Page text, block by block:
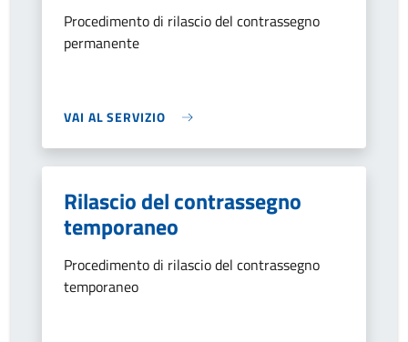
Procedimento di rilascio del contrassegno
permanente
VAI AL SERVIZIO
Rilascio del contrassegno
temporaneo
Procedimento di rilascio del contrassegno
temporaneo